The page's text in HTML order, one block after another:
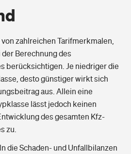
zahlreichen Tarifmerkmalen,
Berechnung des
berücksichtigen. Je niedriger die
desto günstiger wirkt sich
aus. Allein eine
lässt jedoch keinen
des gesamten Kfz-
zu.
die Schaden- und Unfallbilanzen